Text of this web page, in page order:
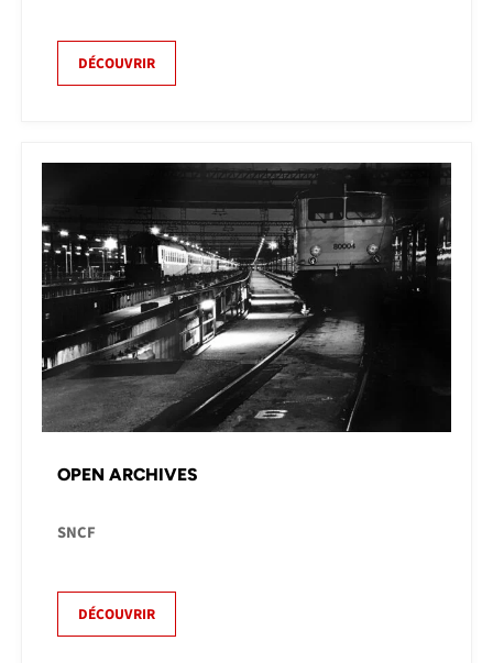
DÉCOUVRIR
OPEN ARCHIVES
SNCF
DÉCOUVRIR